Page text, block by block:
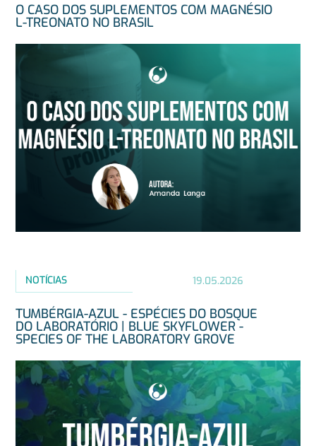
O CASO DOS SUPLEMENTOS COM MAGNÉSIO
L-TREONATO NO BRASIL
NOTÍCIAS 19.05.2026
TUMBÉRGIA-AZUL - ESPÉCIES DO BOSQUE
DO LABORATÓRIO | BLUE SKYFLOWER -
SPECIES OF THE LABORATORY GROVE